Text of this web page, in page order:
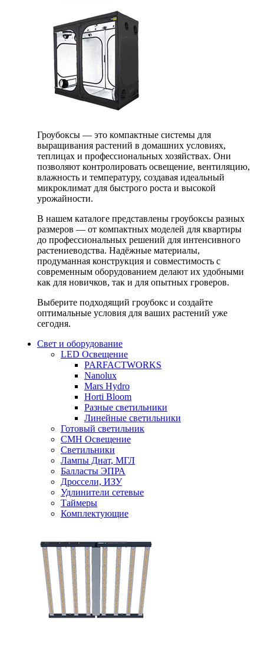
Гроубоксы — это компактные системы для
выращивания растений в домашних условиях,
теплицах и профессиональных хозяйствах. Они
позволяют контролировать освещение, вентиляцию,
влажность и температуру, создавая идеальный
микроклимат для быстрого роста и высокой
урожайности.
В нашем каталоге представлены гроубоксы разных
размеров — от компактных моделей для квартиры
до профессиональных решений для интенсивного
растениеводства. Надёжные материалы,
продуманная конструкция и совместимость с
современным оборудованием делают их удобными
как для новичков, так и для опытных гроверов.
Выберите подходящий гроубокс и создайте
оптимальные условия для ваших растений уже
сегодня.
Свет и оборудование
LED Освещение
PARFACTWORKS
Nanolux
Mars Hydro
Horti Bloom
Разные светильники
Линейные светильники
Готовый светильник
CMH Освещение
Светильники
Лампы Днат, МГЛ
Балласты ЭПРА
Дроссели, ИЗУ
Удлинители сетевые
Таймеры
Комплектующие